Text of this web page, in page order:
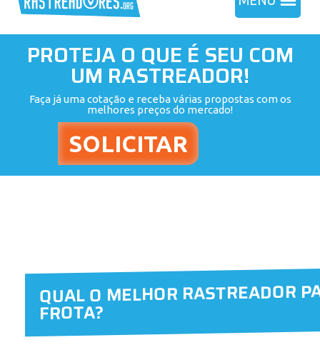
PROTEJA O QUE É SEU COM
UM RASTREADOR!
Faça já uma cotação e receba várias propostas com os
melhores preços do mercado!
QUAL O MELHOR RASTREADOR
FROTA?